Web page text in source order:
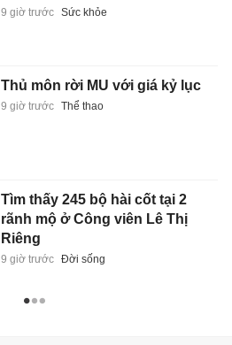
9 giờ trước Sức khỏe
Thủ môn rời MU với giá kỷ lục
9 giờ trước Thể thao
Tìm thấy 245 bộ hài cốt tại 2
rãnh mộ ở Công viên Lê Thị
Riêng
9 giờ trước Đời sống